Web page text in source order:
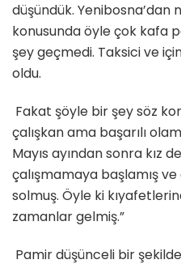
düşündük.
konusunda öyle çok kafa
şey geçmedi. Taksici ve
oldu.
Fakat şöyle bir şey söz
çalışkan ama başarılı
Mayıs ayından sonra kız
çalışmamaya başlamış ve
solmuş. Öyle ki
zamanlar gelmiş.”
Pamir düşünceli bir